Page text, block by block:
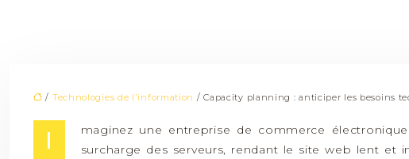
/ Technologies de l'information / Capacity planning : anticiper les besoins
I
maginez une entreprise de commerce
surcharge des serveurs, rendant le site web lent et